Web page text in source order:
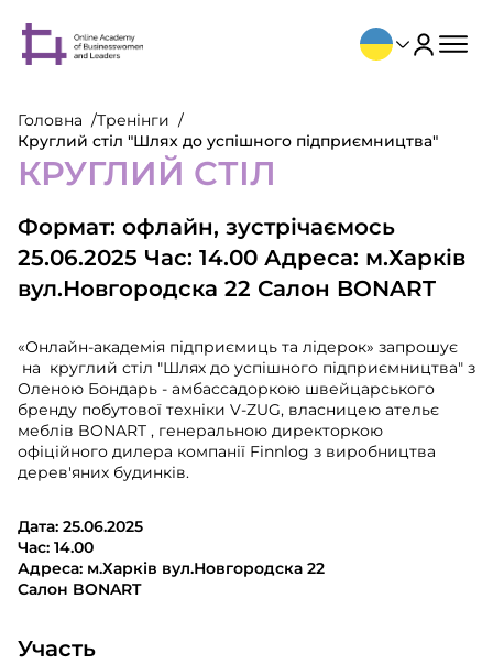
Головна
Тренінги
Круглий стіл "Шлях до успішного підприємництва"
КРУГЛИЙ СТІЛ
Формат: офлайн, зустрічаємось
25.06.2025 Час: 14.00 Адреса: м.Харків
вул.Новгородска 22 Салон BONART
«Онлайн-академія підприємиць та лідерок» запрошує
на круглий стіл "Шлях до успішного підприємництва" з
Оленою Бондарь - амбассадоркою швейцарського
бренду побутової техніки V-ZUG, власницею ательє
меблів BONART , генеральною директоркою
офіційного дилера компанії Finnlog з виробництва
дерев'яних будинків.
Дата: 25.06.2025
Час: 14.00
Адреса: м.Харків вул.Новгородска 22
Салон BONART
Участь